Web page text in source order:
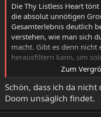
Die Thy Listless Heart
die absolut unnötigen
Gesamterlebnis deutlich
verstehen, wie man sich
macht. Gibt es denn
herausfiltern kann, um
Zum
Schön, dass ich da
Doom unsäglich findet.